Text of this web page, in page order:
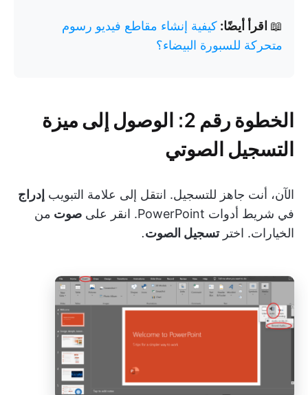
📖 اقرأ أيضًا: كيفية إنشاء مقاطع فيديو رسوم
متحركة للسبورة البيضاء؟
الخطوة رقم 2: الوصول إلى ميزة
التسجيل الصوتي
الآن، أنت جاهز للتسجيل. انتقل إلى علامة التبويب إدراج
في شريط أدوات PowerPoint. انقر على
صوت من
الخيارات. اخترتسجيل الصوت.